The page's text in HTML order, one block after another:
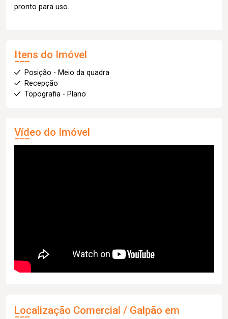
pronto para uso.
Itens do Imóvel
Posição - Meio da quadra
Recepção
Topografia - Plano
Vídeo do Imóvel
Localização Comercial / Galpão em